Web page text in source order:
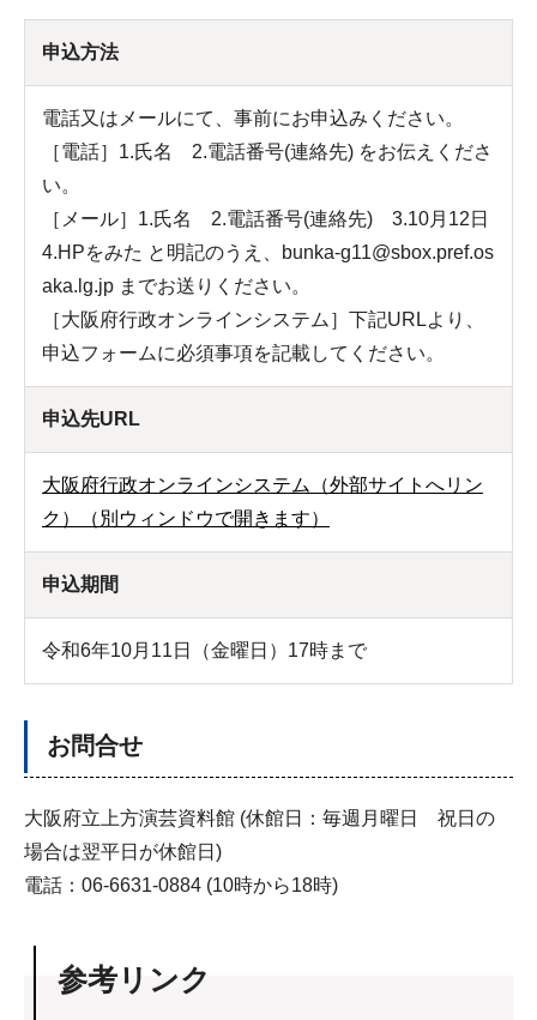
申込方法
電話又はメールにて、事前にお申込みください。
［電話］1.氏名 2.電話番号(連絡先) をお伝えくださ
い。
［メール］1.氏名 2.電話番号(連絡先) 3.10月12日
4.HPをみた と明記のうえ、bunka-g11@sbox.pref.os
aka.lg.jp までお送りください。
［大阪府行政オンラインシステム］下記URLより、
申込フォームに必須事項を記載してください。
申込先URL
大阪府行政オンラインシステム（外部サイトへリン
ク）（別ウィンドウで開きます）
申込期間
令和6年10月11日（金曜日）17時まで
お問合せ
大阪府立上方演芸資料館 (休館日：毎週月曜日 祝日の
場合は翌平日が休館日)
電話：06-6631-0884 (10時から18時)
参考リンク